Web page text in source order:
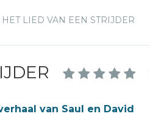
HET LIED VAN EEN STRIJDER
van Saul en David